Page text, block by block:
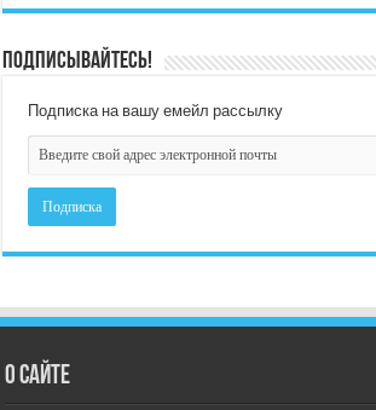
Подписывайтесь!
Подписка на вашу емейл рассылку
О сайте